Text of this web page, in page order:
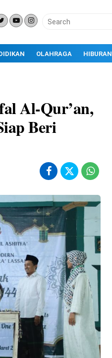
OLAHRAGA HIBURAN
Al-Qur’an,
Beri